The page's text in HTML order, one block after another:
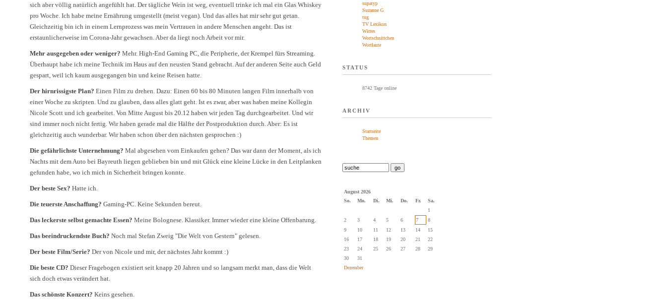
sich aber völlig natürlich angefühlt hat. Der tägliche Wein ist weg, eventuell trinke ich mal ein Glas Whiskey
pro Woche. Ich habe meine Ernährung umgestellt (meist vegan). Und das alles hat mir sehr gut getan.
Gleichzeitig bin ich in einem Lernprozess was mein Vertrauen in andere Menschen angeht. Das ist
erstaunlicherweise im Corona-Jahr gewachsen. Aber da liegt noch Arbeit vor mir.
Mehr ausgegeben oder weniger? Mehr. High-End Gaming PC, die Peripherie, der Krempel fürs Streaming.
Überhaupt habe ich meine Technik im Haus auf den neusten Stand gebracht. Auf der anderen Seite auch Geld
gespart, weil ich kaum ausgegangen bin und keine Reisen hatte.
Der hirnrissigste Plan? Einen Film zu drehen. Dazu: Einen 60 bis 80 Minuten langen Film innerhalb von
einer Woche zu skripten. Und zu glauben, dass alles glatt geht. Ist es zwar, aber was haben meine Kollegin
Nicole Scott und ich gearbeitet. Von Mitte August bis 20.12 haben wir jeden Tag durchgearbeitet. Und wir
sind immer noch nicht fertig. Wir haben gerade mal die Hälfte der Postproduktion durch. Aber: Es ist
gleichzeitig auch wunderbar. Wir haben schon über den nächsten gesprochen :)
Die gefährlichste Unternehmung? Mal abgesehen vom Einkaufen gehen? Das war dann der Moment, als ich
Nachts mit dem Auto bei Bayreuth liegen geblieben bin und mit Glück eine kleine Lücke in den Leitplanken
gefunden habe, wo ich mich in Sicherheit bringen konnte.
Der beste Sex? Hatte ich.
Die teuerste Anschaffung? Gaming-PC. Keine Sekunden bereut.
Das leckerste selbst gemachte Essen? Meine Bolognese. Klassiker. Immer wieder eine kleine Offenbarung.
Das beeindruckendste Buch? Noch mal Stefan Zweig "Die Welt von Gestern" gelesen.
Der beste Film/Serie? Der von Nicole und mir, der nächstes Jahr kommt :)
Die beste CD? Dieser Fragebogen existiert seit knapp 20 Jahren und so langsam merkt man, dass die Welt
sich doch etwas verändert hat.
Das schönste Konzert? Keins gesehen.
supatyp
Suzanne G
tug
TV Lexikon
Wirres
Wortschnittchen
Wortlaute
STATUS
8742 Tage online
ARCHIV
Startseite
Themen
August 2026
So.
Mo. Di. Mi. Do. Fr.
Sa.
1
2
3 4 5 6 7
8
9
10 11 12 13 14
15
16
17 18 19 20 21
22
23
24 25 26 27 28
29
30
31
Dezember